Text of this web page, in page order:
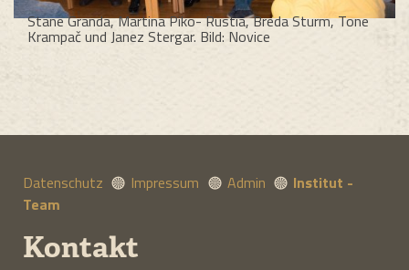
Stane Granda, Martina Piko- Rustia, Breda Sturm, Tone
Krampač und Janez Stergar. Bild: Novice
Datenschutz Impressum Admin
Institut -
Team
Kontakt